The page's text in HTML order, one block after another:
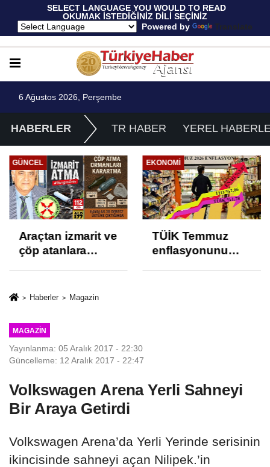
SELECT LANGUAGE YOU WOULD TO READ
OKUMAK İSTEDİĞİNİZ DİLİ SEÇİNİZ
Powered by
Translate
6 Ağustos 2026, Perşembe
HABERLER TR HABER YEREL
GÜNCEL
Araçtan izmarit ve
çöp atanlara
izmariti
EKONOMI
TÜİK Temmuz
enflasyonunu
Haberler Magazin
MAGAZIN
Yayınlanma: 05 Aralık 2017 - 22:30
Güncelleme: 12 Aralık 2017 - 22:47
Volkswagen Arena Yerli Sahneyi
Bir Araya Getirdi
Volkswagen Arena’da Yerli Yerinde serisinin
ikincisinde sahneyi açan Nilipek.’in